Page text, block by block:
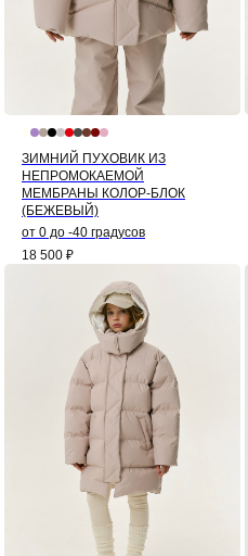
ЗИМНИЙ ПУХОВИК ИЗ
НЕПРОМОКАЕМОЙ
МЕМБРАНЫ КОЛОР-БЛОК
(БЕЖЕВЫЙ)
от 0 до -40 градусов
18 500 ₽